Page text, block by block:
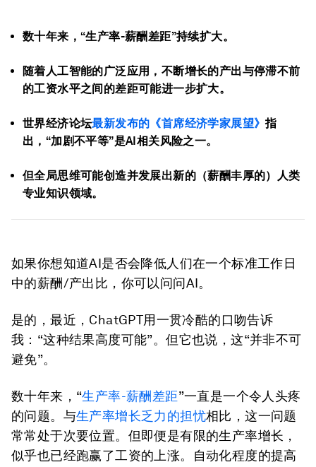
数十年来，“生产率-薪酬差距”持续扩大。
随着人工智能的广泛应用，不断增长的产出与停滞不前
的工资水平之间的差距可能进一步扩大。
世界经济论坛最新发布的《首席经济学家展望》指
出，“加剧不平等”是AI相关风险之一。
但全局思维可能创造并发展出新的（薪酬丰厚的）人类
专业知识领域。
如果你想知道AI是否会降低人们在一个标准工作日
中的薪酬/产出比，你可以问问AI。
是的，最近，ChatGPT用一贯冷酷的口吻告诉
我：“这种结果高度可能”。但它也说，这“并非不可
避免”。
数十年来，“生产率-薪酬差距”一直是一个令人头疼
的问题。与生产率增长乏力的担忧相比，这一问题
常常处于次要位置。但即便是有限的生产率增长，
似乎也已经跑赢了工资的上涨。自动化程度的提高